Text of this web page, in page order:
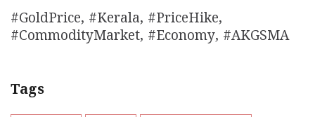
#GoldPrice, #Kerala, #PriceHike,
#CommodityMarket, #Economy, #AKGSMA
Tags